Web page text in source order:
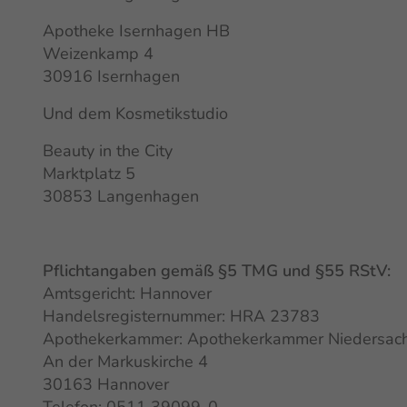
Apotheke Isernhagen HB
Weizenkamp 4
30916 Isernhagen
Und dem Kosmetikstudio
Beauty in the City
Marktplatz 5
30853 Langenhagen
Pflichtangaben gemäß §5 TMG und §55 RStV:
Amtsgericht: Hannover
Handelsregisternummer: HRA 23783
Apothekerkammer: Apothekerkammer
An der Markuskirche 4
30163 Hannover